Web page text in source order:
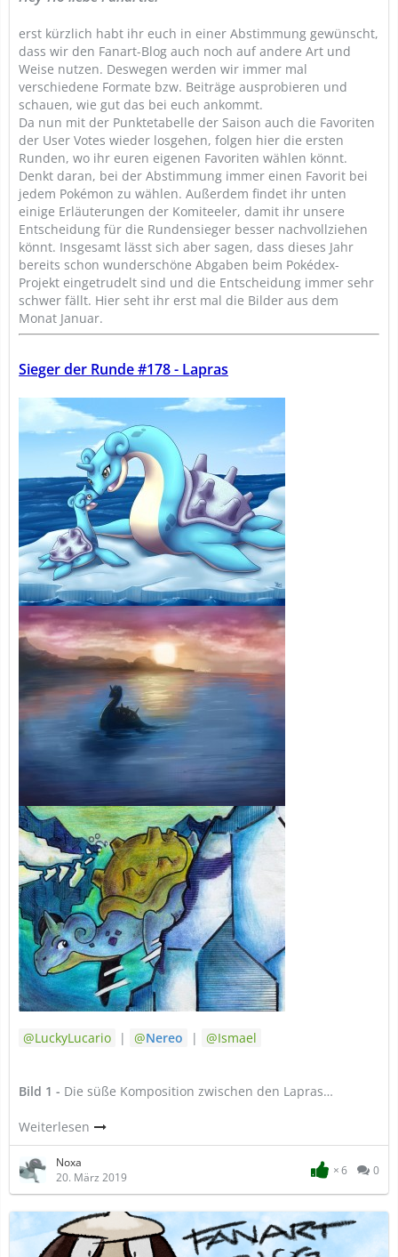
erst kürzlich habt ihr euch in einer Abstimmung gewünscht,
dass wir den Fanart-Blog auch noch auf andere Art und
Weise nutzen. Deswegen werden wir immer mal
verschiedene Formate bzw. Beiträge ausprobieren und
schauen, wie gut das bei euch ankommt.
Da nun mit der Punktetabelle der Saison auch die Favoriten
der User Votes wieder losgehen, folgen hier die ersten
Runden, wo ihr euren eigenen Favoriten wählen könnt.
Denkt daran, bei der Abstimmung immer einen Favorit bei
jedem Pokémon zu wählen. Außerdem findet ihr unten
einige Erläuterungen der Komiteeler, damit ihr unsere
Entscheidung für die Rundensieger besser nachvollziehen
könnt. Insgesamt lässt sich aber sagen, dass dieses Jahr
bereits schon wunderschöne Abgaben beim Pokédex-
Projekt eingetrudelt sind und die Entscheidung immer sehr
schwer fällt. Hier seht ihr erst mal die Bilder aus dem
Monat Januar.
Sieger der Runde #178 - Lapras
LuckyLucario | Nereo | Ismael
Bild 1 - Die süße Komposition zwischen den Lapras…
Weiterlesen
Noxa
20. März 2019
6 0